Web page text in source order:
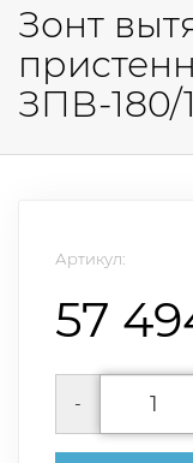
Зонт
ЗПВ-180/
Артикул:
57
-